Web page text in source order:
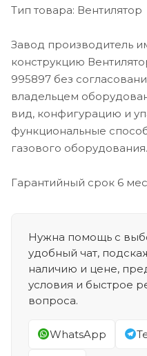
Тип товара: Вентилятор
Завод производитель
конструкцию
995897 без
владельцем
вид, конфигурацию и
функциональные
газового оборудования.
Гарантийный срок 6
Нужна помощь с
удобный чат,
наличию и цене,
условия и быстрое
вопроса.
WhatsApp